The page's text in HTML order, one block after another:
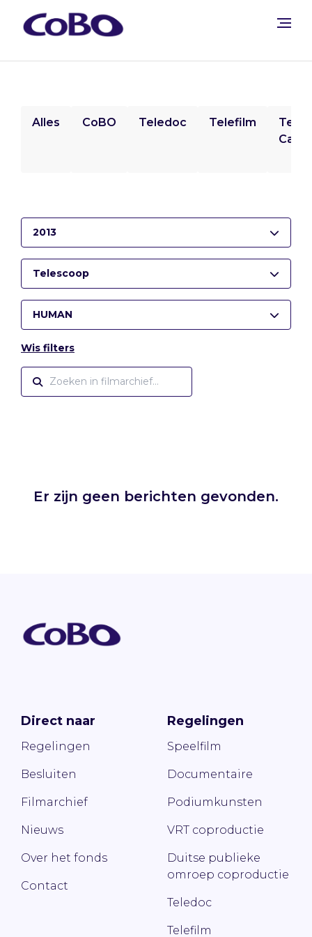
Alles CoBO Teledoc Telefilm
2013
Telescoop
HUMAN
Wis filters
Er zijn geen berichten gevonden.
Direct naar
Regelingen
Besluiten
Filmarchief
Nieuws
Over het fonds
Contact
Regelingen
Speelfilm
Documentaire
Podiumkunsten
VRT coproductie
Duitse publieke
omroep coproductie
Teledoc
Telefilm